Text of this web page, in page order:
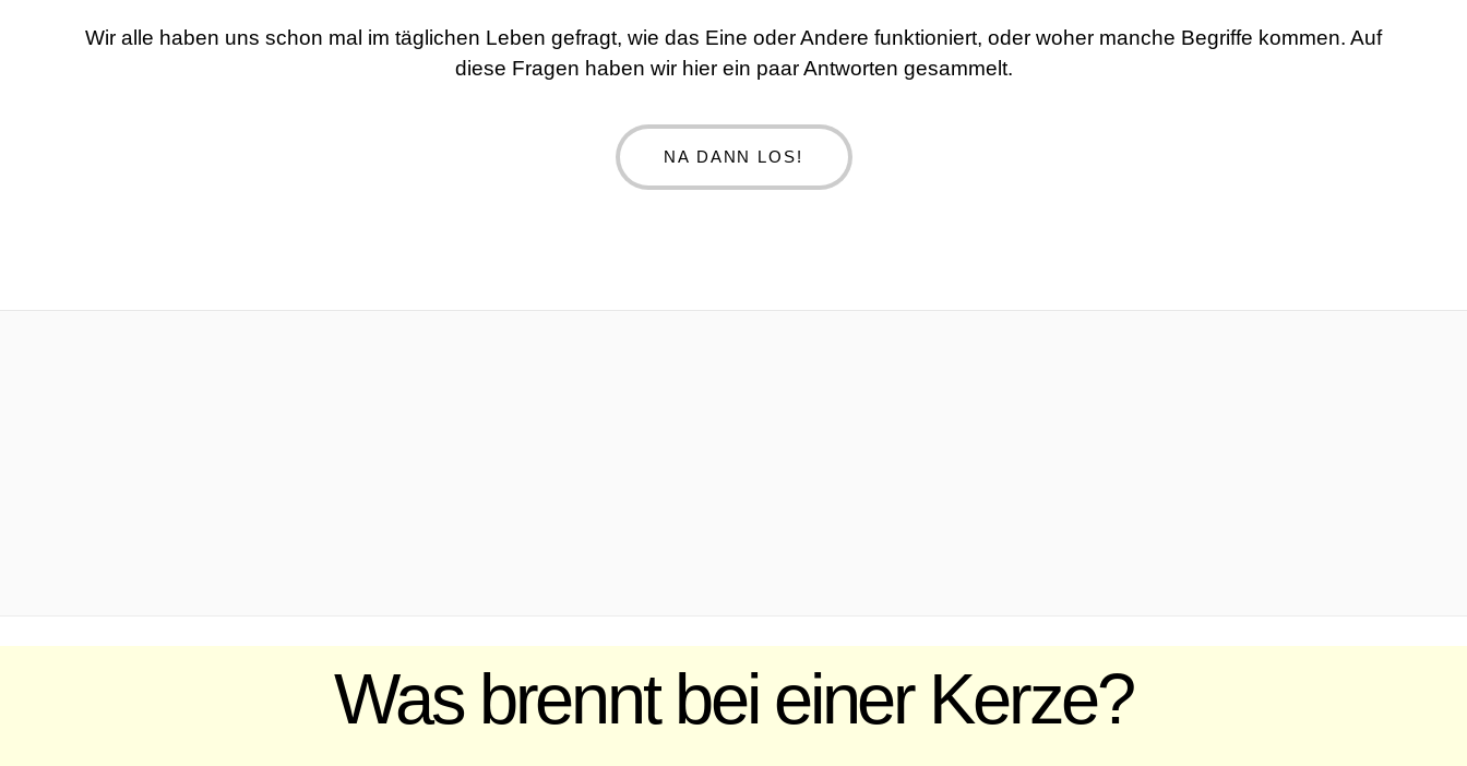
Wir alle haben uns schon mal im täglichen Leben gefragt, wie das Eine oder Andere funktioniert, oder woher manche Begriffe kommen. Auf
diese Fragen haben wir hier ein paar Antworten gesammelt.
NA DANN LOS!
Was brennt bei einer Kerze?